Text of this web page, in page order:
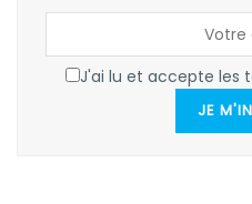
J'ai lu et accepte les
JE